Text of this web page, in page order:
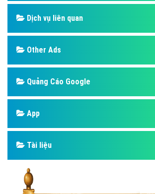
Dịch vụ liên quan
Other Ads
Quảng Cáo Google
App
Tài liệu